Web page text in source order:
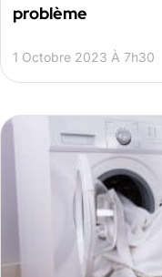
problème
1 Octobre 2023 À 7h30